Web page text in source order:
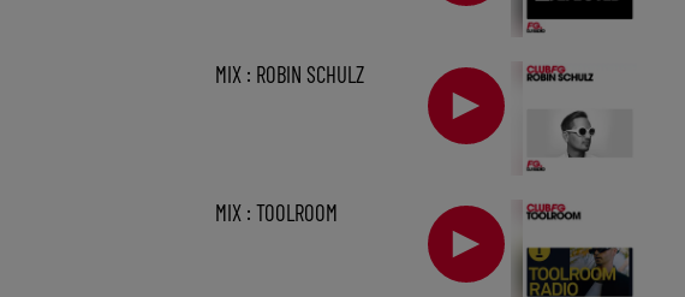
MIX : ROBIN SCHULZ
MIX : TOOLROOM